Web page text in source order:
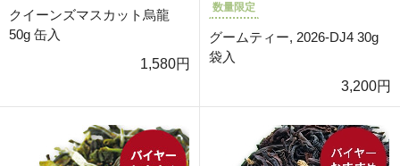
クイーンズマスカット烏龍
50g 缶入
1,580円
数量限定
グームティー, 2026-DJ4 30g
袋入
3,200円